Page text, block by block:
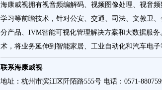
海康威视拥有视音频编解码、视频图像处理、视音
学习等前瞻技术，针对公安、交通、司法、文教卫
分产品、IVM智能可视化管理解决方案和大数据服
术，将业务延伸到智能家居、工业自动化和汽车电
联系海康威视
地址：杭州市滨江区阡陌路555号 电话：0571-